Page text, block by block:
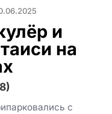
и
на
с